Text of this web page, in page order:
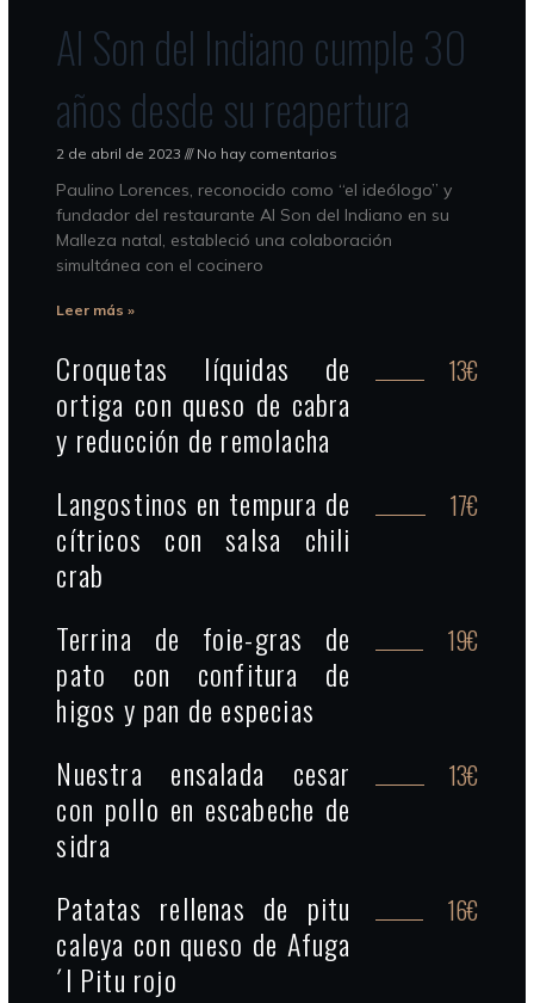
Al Son del Indiano cumple 30
años desde su reapertura
2 de abril de 2023 No hay comentarios
Paulino Lorences, reconocido como “el ideólogo” y
fundador del restaurante Al Son del Indiano en su
Malleza natal, estableció una colaboración
simultánea con el cocinero
Leer más »
Croquetas líquidas de
ortiga con queso de cabra
y reducción de remolacha
13€
Langostinos en tempura de
cítricos con salsa chili
crab
17€
Terrina de foie-gras de
pato con confitura de
higos y pan de especias
19€
Nuestra ensalada cesar
con pollo en escabeche de
sidra
13€
Patatas rellenas de pitu
caleya con queso de Afuga
´l Pitu rojo
16€